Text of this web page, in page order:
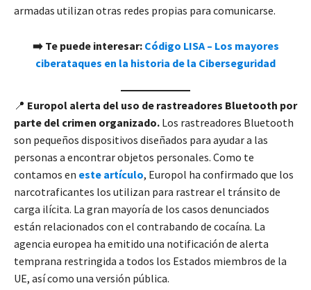
armadas utilizan otras redes propias para comunicarse.
➡️ Te puede interesar: Código LISA – Los mayores
ciberataques en la historia de la Ciberseguridad
📍 Europol alerta del uso de rastreadores Bluetooth por
parte del crimen organizado. Los rastreadores Bluetooth
son pequeños dispositivos diseñados para ayudar a las
personas a encontrar objetos personales. Como te
contamos en este artículo, Europol ha confirmado que los
narcotraficantes los utilizan para rastrear el tránsito de
carga ilícita. La gran mayoría de los casos denunciados
están relacionados con el contrabando de cocaína. La
agencia europea ha emitido una notificación de alerta
temprana restringida a todos los Estados miembros de la
UE, así como una versión pública.